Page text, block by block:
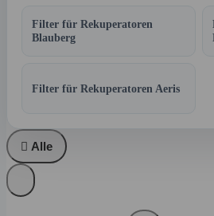
Filter für Rekuperatoren
Blauberg
Filter für Rekuperatoren Aeris
 Alle